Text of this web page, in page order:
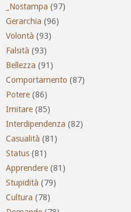
_Nostampa (97)
Gerarchia (96)
Volontà (93)
Falsità (93)
Bellezza (91)
Comportamento (87)
Potere (86)
Imitare (85)
Interdipendenza (82)
Casualità (81)
Status (81)
Apprendere (81)
Stupidità (79)
Cultura (78)